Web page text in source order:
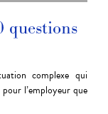
questions
complexe qui
l’employeur que